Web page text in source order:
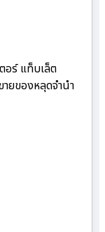
อร์ แท็บเล็ต
ยของหลุดจำนำ